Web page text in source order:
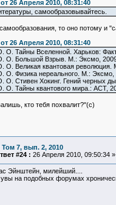
26 Апреля 2010, 08:31:40
самообразовывайтесь.
то оно потому и
26 Апреля 2010, 08:31:40
О. Тайны Вселенной. Харьков:
О. Большой Взрыв. М.: Эксмо,
О. Великая квантовая революция.
О. Физика нереального. М.: Эксмо,
О. Стивен Хокинг. Гений черных
О. Тайны квантового мира.: АСТ,
кто тебя похвалит?"(с)
Том 7, вып. 2, 2010
#24 : 26 Апреля 2010, 09:50:34 »
Эйнштейн, милейший....
на подобных форумах